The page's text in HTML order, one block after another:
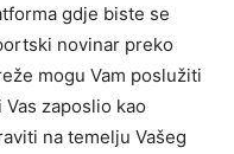
gdje biste se
novinar preko
mogu Vam poslužiti
zaposlio kao
na temelju Vašeg